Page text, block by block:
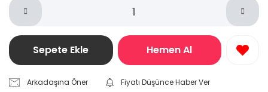
Sepete Ekle Hemen Al
Arkadaşına Öner
Fiyatı Düşünce Haber Ver